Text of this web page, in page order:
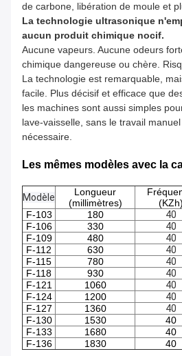
de carbone, libération de moule et
La technologie ultrasonique
aucun produit chimique nocif.
Aucune vapeurs. Aucune odeurs
chimique dangereuse ou chère.
La technologie est remarquable,
facile. Plus décisif et efficace que
les machines sont aussi simples
lave-vaisselle, sans le travail
nécessaire.
Les mêmes modèles avec la
Modèle
Longueur
(millimètres)
(KZh)
F-103
180 40
F-106
330 40
F-109
480 40
F-112
630 40
F-115
780 40
F-118
930 40
F-121
1060 40
F-124
1200 40
F-127
1360 40
F-130
1530 40
F-133
1680 40
F-136
1830 40